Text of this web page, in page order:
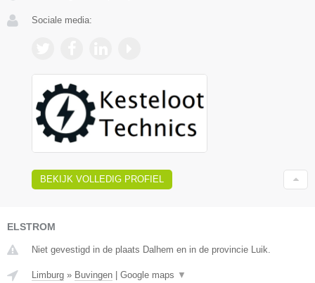
Sociale media:
BEKIJK VOLLEDIG PROFIEL
ELSTROM
Niet gevestigd in de plaats Dalhem en in de provincie Luik.
Limburg » Buvingen Google maps ▼